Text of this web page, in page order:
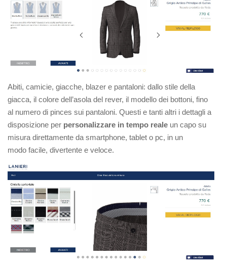
Abiti, camicie, giacche, blazer e pantaloni: dallo stile della
giacca, il colore dell’asola del rever, il modello dei bottoni, fino
al numero di pinces sui pantaloni. Questi e tanti altri i dettagli a
disposizione per personalizzare in tempo reale un capo su
misura direttamente da smartphone, tablet o pc, in un
modo facile, divertente e veloce.